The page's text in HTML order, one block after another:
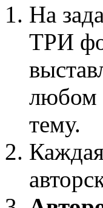
На
ТРИ
любом
тему.